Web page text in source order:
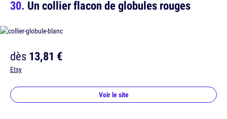
Un collier flacon de globules rouges
dès13,81 €
Etsy
Voir le site